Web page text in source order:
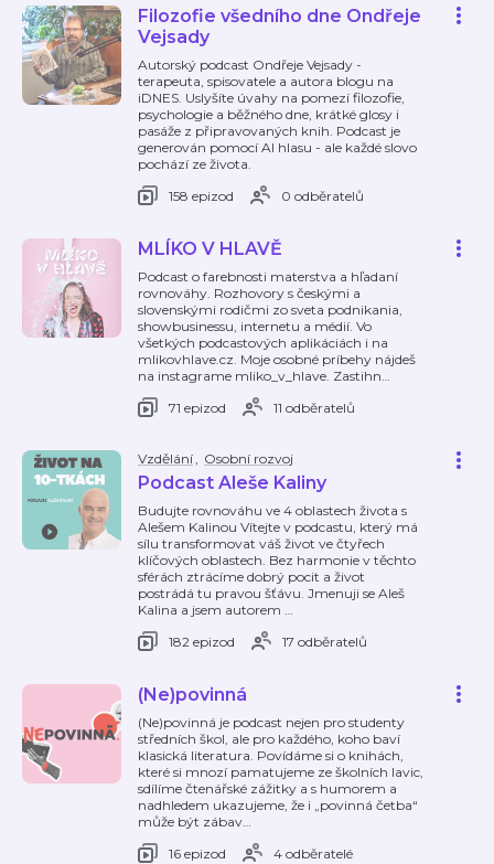
Filozofie všedního dne Ondřeje
Vejsady
Autorský podcast Ondřeje Vejsady -
terapeuta, spisovatele a autora blogu na
iDNES. Uslyšíte úvahy na pomezí filozofie,
psychologie a běžného dne, krátké glosy i
pasáže z připravovaných knih. Podcast je
generován pomocí AI hlasu - ale každé slovo
pochází ze života.
158 epizod
0 odběratelů
MLÍKO V HLAVĚ
Podcast o farebnosti materstva a hľadaní
rovnováhy. Rozhovory s českými a
slovenskými rodičmi zo sveta podnikania,
showbusinessu, internetu a médií. Vo
všetkých podcastových aplikáciách i na
mlikovhlave.cz. Moje osobné príbehy nájdeš
na instagrame mliko_v_hlave. Zastihn…
71 epizod
11 odběratelů
Vzdělání, Osobní rozvoj
Podcast Aleše Kaliny
Budujte rovnováhu ve 4 oblastech života s
Alešem Kalinou Vítejte v podcastu, který má
sílu transformovat váš život ve čtyřech
klíčových oblastech. Bez harmonie v těchto
sférách ztrácíme dobrý pocit a život
postrádá tu pravou šťávu. Jmenuji se Aleš
Kalina a jsem autorem …
182 epizod
17 odběratelů
(Ne)povinná
(Ne)povinná je podcast nejen pro studenty
středních škol, ale pro každého, koho baví
klasická literatura. Povídáme si o knihách,
které si mnozí pamatujeme ze školních lavic,
sdílíme čtenářské zážitky a s humorem a
nadhledem ukazujeme, že i „povinná četba“
může být zábav…
16 epizod
4 odběratelé